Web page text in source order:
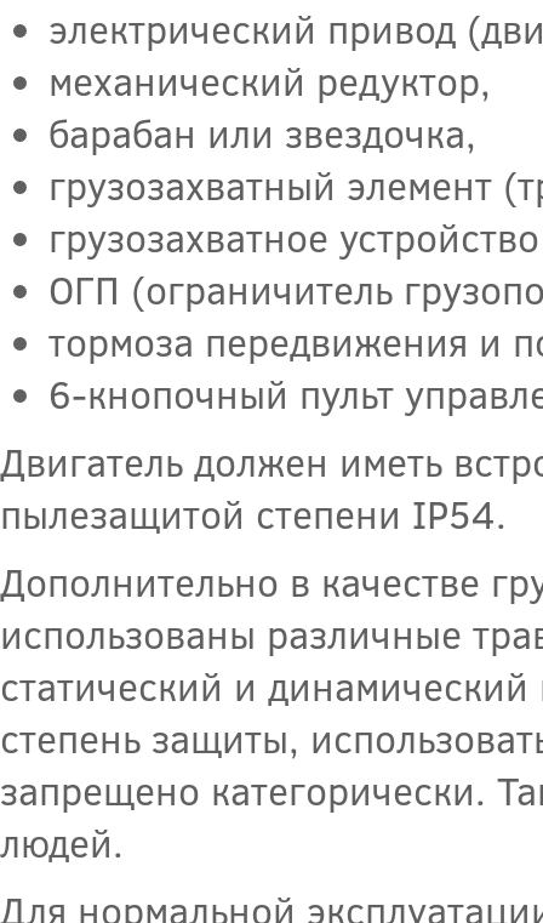
электрический привод
механический редуктор,
барабан или звездочка,
грузозахватный элемент
грузозахватное
ОГП (ограничитель
тормоза передвижения и
6-кнопочный пульт
Двигатель должен иметь
пылезащитой степени IP54.
Дополнительно в качестве
использованы различные
статический и
степень защиты,
запрещено категорически.
людей.
Для нормальной